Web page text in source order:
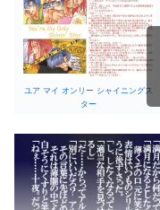
ユア マイ オンリー シャイニングス
ター